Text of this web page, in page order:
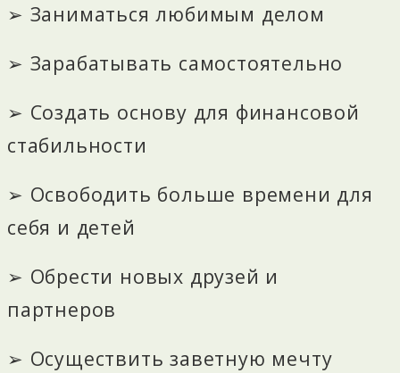
➢ Заниматься любимым делом
➢ Зарабатывать самостоятельно
➢ Создать основу для финансовой
стабильности
➢ Освободить больше времени для
себя и детей
➢ Обрести новых друзей и
партнеров
➢ Осуществить заветную мечту